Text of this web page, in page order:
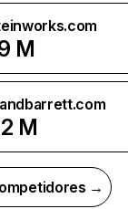
M
M
→